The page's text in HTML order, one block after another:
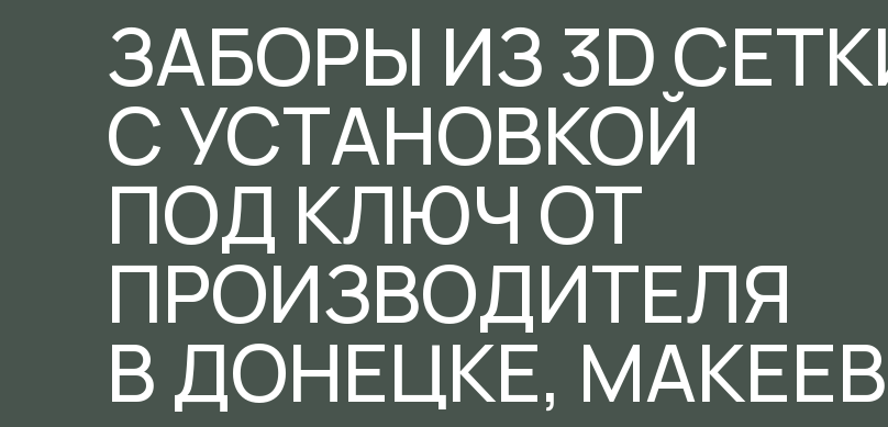
ЗАБОРЫ ИЗ 3D
С УСТАНОВКОЙ
ПОД КЛЮЧ ОТ
ПРОИЗВОДИТЕЛЯ
В ДОНЕЦКЕ,